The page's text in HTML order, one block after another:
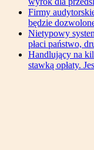
Firmy
będzie
Nietypowy
płaci państwo,
Handlujący na
stawką opłaty.